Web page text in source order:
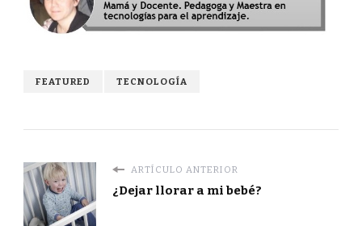
FEATURED TECNOLOGÍA
ARTÍCULO ANTERIOR
¿Dejar llorar a mi bebé?